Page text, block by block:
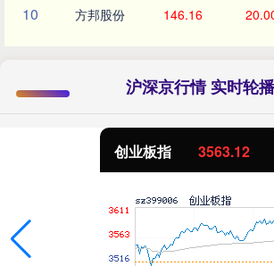
10 方邦股份 146.16
沪深京行情 实时轮播
创业板指 3563.12 47.56